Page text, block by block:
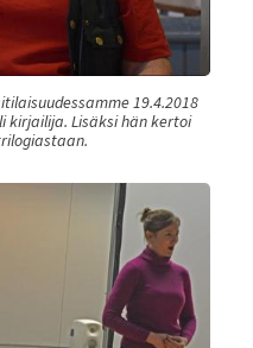
19.4.2018
kirjailija. Lisäksi hän kertoi